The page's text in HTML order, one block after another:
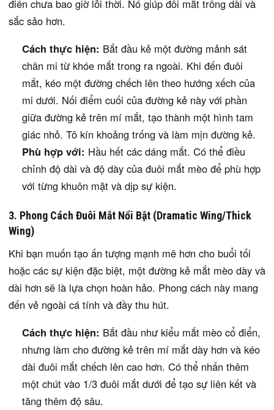
điển chưa bao giờ lỗi thời. Nó giúp đôi mắt trông dài và
sắc sảo hơn.
Cách thực hiện: Bắt đầu kẻ một đường mảnh sát
chân mi từ khóe mắt trong ra ngoài. Khi đến đuôi
mắt, kéo một đường chếch lên theo hướng xếch của
mi dưới. Nối điểm cuối của đường kẻ này với phần
giữa đường kẻ trên mí mắt, tạo thành một hình tam
giác nhỏ. Tô kín khoảng trống và làm mịn đường kẻ.
Phù hợp với: Hầu hết các dáng mắt. Có thể điều
chỉnh độ dài và độ dày của đuôi mắt mèo để phù hợp
với từng khuôn mặt và dịp sự kiện.
3. Phong Cách Đuôi Mắt Nổi Bật (Dramatic Wing/Thick
Wing)
Khi bạn muốn tạo ấn tượng mạnh mẽ hơn cho buổi tối
hoặc các sự kiện đặc biệt, một đường kẻ mắt mèo dày và
dài hơn sẽ là lựa chọn hoàn hảo. Phong cách này mang
đến vẻ ngoài cá tính và đầy thu hút.
Cách thực hiện: Bắt đầu như kiểu mắt mèo cổ điển,
nhưng làm cho đường kẻ trên mí mắt dày hơn và kéo
dài đuôi mắt chếch lên cao hơn. Có thể nhấn thêm
một chút vào 1/3 đuôi mắt dưới để tạo sự liên kết và
tăng thêm độ sâu.